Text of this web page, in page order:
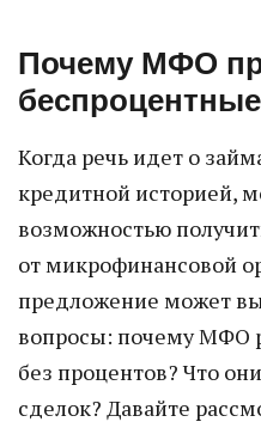
Почему МФО
Когда речь идет о
кредитной историей,
возможностью
от микрофинансовой
предложение может
вопросы: почему МФО
без процентов? Что
сделок? Давайте